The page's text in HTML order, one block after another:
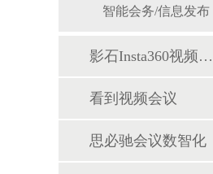
智能会务/信息发布
影石Insta360视频会议
看到视频会议
思必驰会议数智化